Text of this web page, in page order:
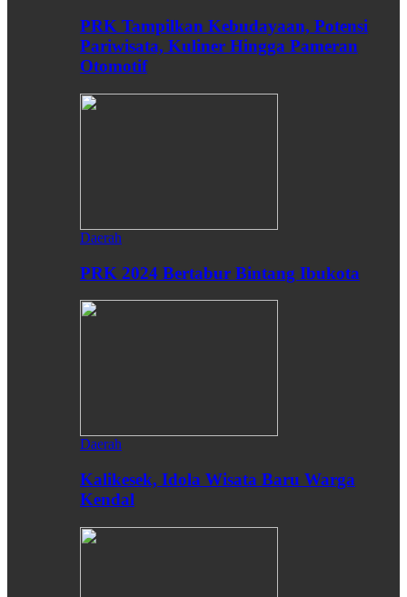
PRK Tampilkan Kebudayaan, Potensi
Pariwisata, Kuliner Hingga Pameran
Otomotif
Daerah
PRK 2024 Bertabur Bintang Ibukota
Daerah
Kalikesek, Idola Wisata Baru Warga
Kendal